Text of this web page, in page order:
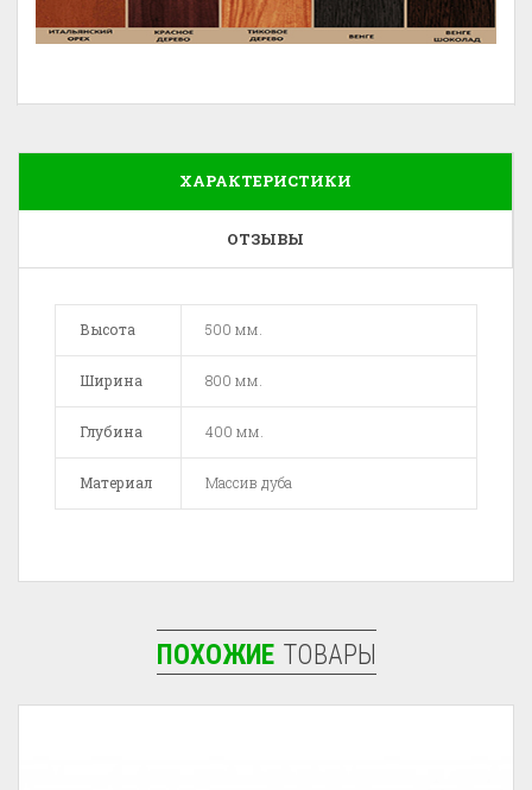
ХАРАКТЕРИСТИКИ
ОТЗЫВЫ
Высота 500 мм.
Ширина 800 мм.
Глубина 400 мм.
Материал Массив дуба
ПОХОЖИЕ ТОВАРЫ